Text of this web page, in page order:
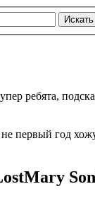
Искать
ребята,
первый год